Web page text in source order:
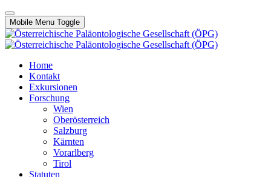
Mobile Menu Toggle
Home
Kontakt
Exkursionen
Forschung
Wien
Oberösterreich
Salzburg
Kärnten
Vorarlberg
Tirol
Statuten